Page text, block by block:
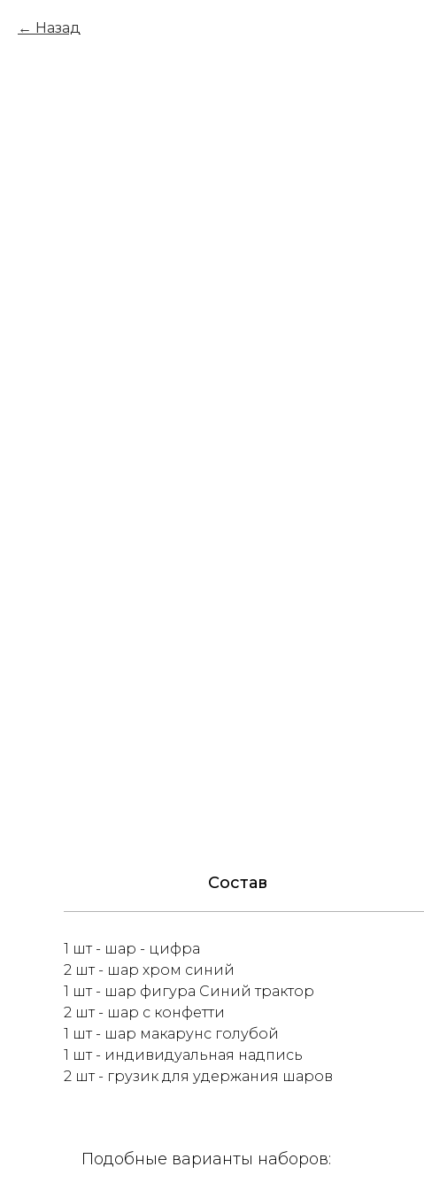
Назад
Состав
1 шт - шар - цифра
2 шт - шар хром синий
1 шт - шар фигура Синий трактор
2 шт - шар с конфетти
1 шт - шар макарунс голубой
1 шт - индивидуальная надпись
2 шт - грузик для удержания шаров
Подобные варианты наборов: